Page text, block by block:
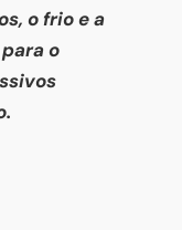
o frio e a
o